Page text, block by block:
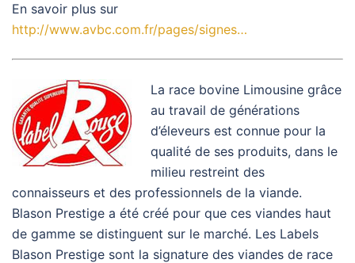
En savoir plus sur
http://www.avbc.com.fr/pages/signes…
La race bovine Limousine grâce
au travail de générations
d’éleveurs est connue pour la
qualité de ses produits, dans le
milieu restreint des
connaisseurs et des professionnels de la viande.
Blason Prestige a été créé pour que ces viandes haut
de gamme se distinguent sur le marché. Les Labels
Blason Prestige sont la signature des viandes de race